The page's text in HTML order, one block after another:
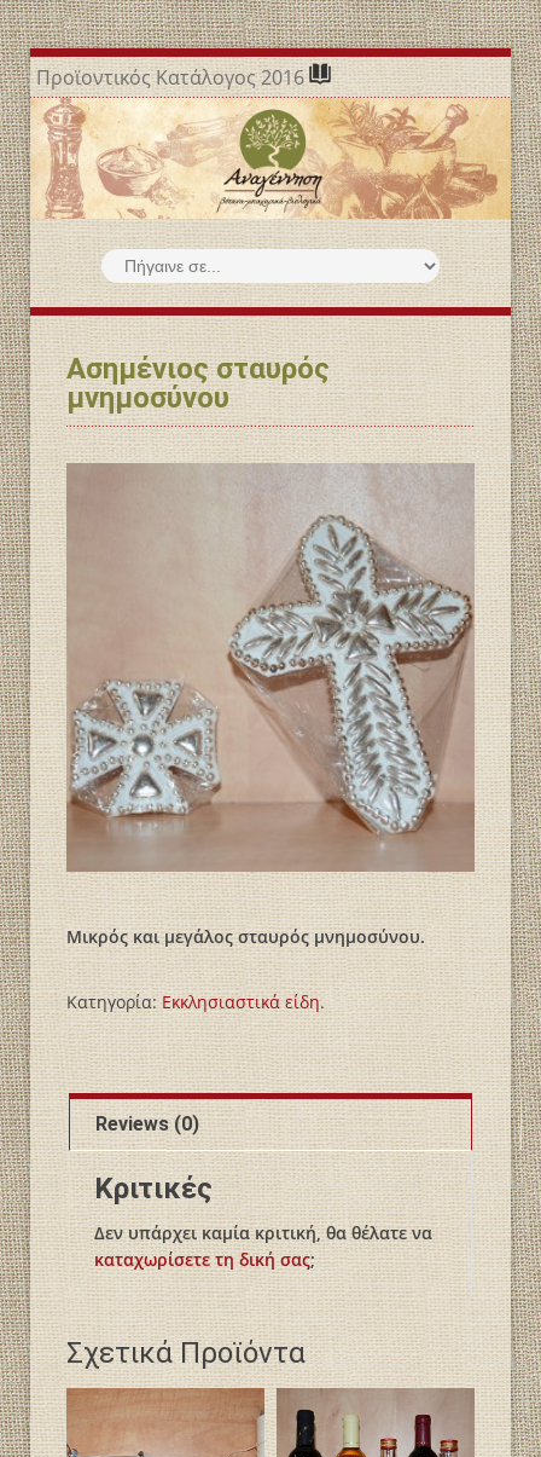
Προϊοντικός Κατάλογος 2016
Ασημένιος σταυρός
μνημοσύνου
Μικρός και μεγάλος σταυρός μνημοσύνου.
Κατηγορία:Εκκλησιαστικά είδη.
Reviews (0)
Κριτικές
Δεν υπάρχει καμία κριτική, θα θέλατε να
καταχωρίσετε τη δική σας;
Σχετικά Προϊόντα